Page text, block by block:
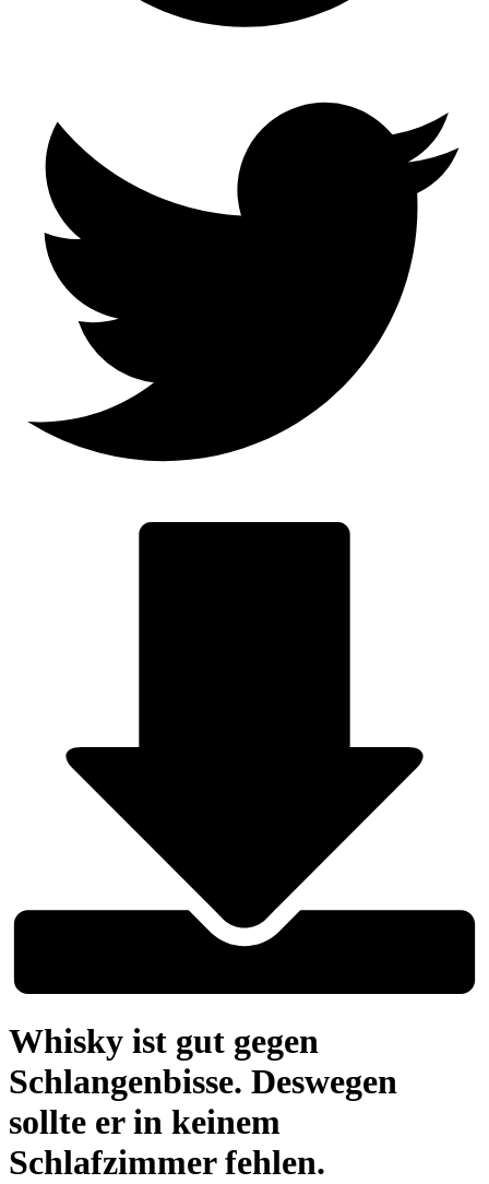
Whisky ist gut gegen
Schlangenbisse. Deswegen
sollte er in keinem
Schlafzimmer fehlen.